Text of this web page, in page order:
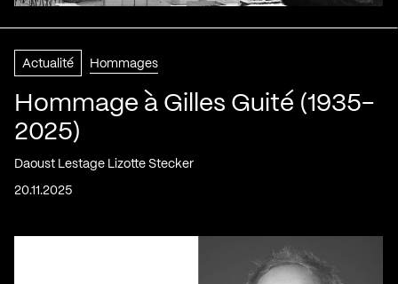
Actualité Hommages
Hommage à Gilles Guité (1935-
2025)
Daoust Lestage Lizotte Stecker
20.11.2025